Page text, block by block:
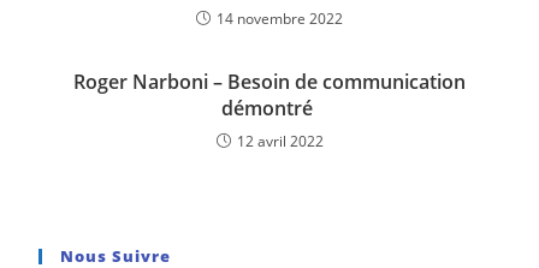
14 novembre 2022
Roger Narboni – Besoin de communication
démontré
12 avril 2022
Nous Suivre